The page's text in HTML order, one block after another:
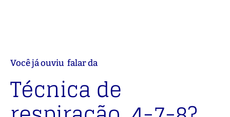
Você já ouviu falar da
Técnica de